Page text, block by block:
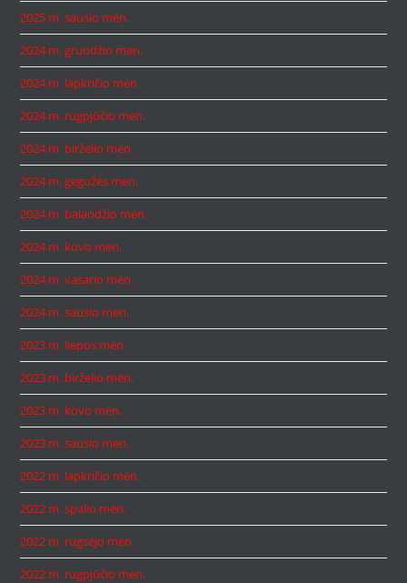
2025 m. sausio mėn.
2024 m. gruodžio mėn.
2024 m. lapkričio mėn.
2024 m. rugpjūčio mėn.
2024 m. birželio mėn.
2024 m. gegužės mėn.
2024 m. balandžio mėn.
2024 m. kovo mėn.
2024 m. vasario mėn.
2024 m. sausio mėn.
2023 m. liepos mėn.
2023 m. birželio mėn.
2023 m. kovo mėn.
2023 m. sausio mėn.
2022 m. lapkričio mėn.
2022 m. spalio mėn.
2022 m. rugsėjo mėn.
2022 m. rugpjūčio mėn.